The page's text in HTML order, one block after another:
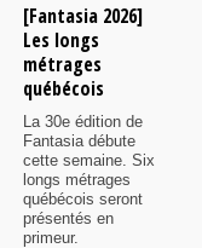
[Fantasia 2026]
Les longs
métrages
québécois
La 30e édition de
Fantasia débute
cette semaine. Six
longs métrages
québécois seront
présentés en
primeur.